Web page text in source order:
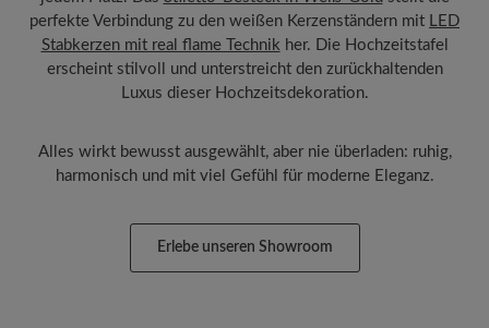
perfekte Verbindung zu den weißen Kerzenständern mit LED
Stabkerzen mit real flame Technik her. Die Hochzeitstafel
erscheint stilvoll und unterstreicht den zurückhaltenden
Luxus dieser Hochzeitsdekoration.
Alles wirkt bewusst ausgewählt, aber nie überladen: ruhig,
harmonisch und mit viel Gefühl für moderne Eleganz.
Erlebe unseren Showroom